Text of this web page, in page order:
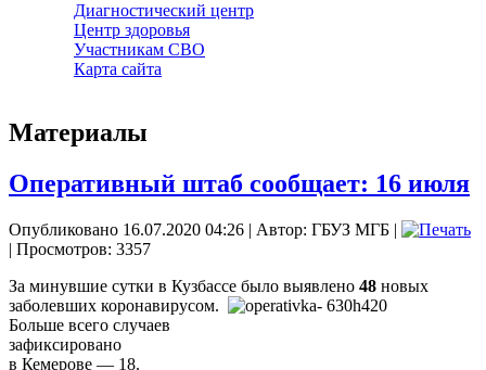
Диагностический центр
Центр здоровья
Участникам СВО
Карта сайта
Материалы
Оперативный штаб сообщает: 16 июля
Опубликовано 16.07.2020 04:26 | Автор: ГБУЗ МГБ |
| Просмотров: 3357
За минувшие сутки в Кузбассе было выявлено 48 новых
заболевших коронавирусом.
Больше всего случаев
зафиксировано
в Кемерове — 18.